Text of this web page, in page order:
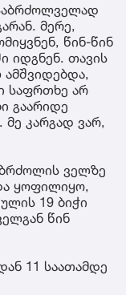
მერე,
წინ-წინ
იდგნენ. თავის
საფრთხე არ
გაარიდე
კარგად ვარ,
ველზე
ყოფილიყო,
19 ბიჭი
წინ
11 საათამდე